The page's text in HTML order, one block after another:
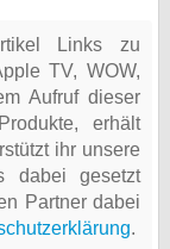
Links zu
TV, WOW,
Aufruf dieser
erhält
ihr unsere
dabei gesetzt
Partner dabei
.